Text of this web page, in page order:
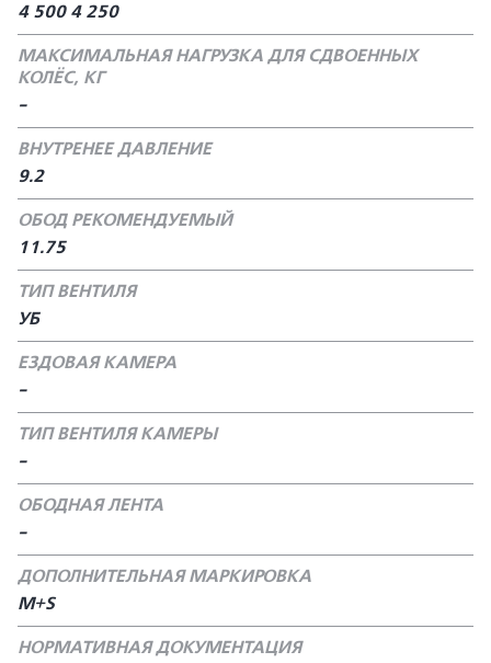
4 500 4 250
МАКСИМАЛЬНАЯ НАГРУЗКА ДЛЯ СДВОЕННЫХ
КОЛЁС, КГ
-
ВНУТРЕНЕЕ ДАВЛЕНИЕ
9.2
ОБОД РЕКОМЕНДУЕМЫЙ
11.75
ТИП ВЕНТИЛЯ
УБ
ЕЗДОВАЯ КАМЕРА
-
ТИП ВЕНТИЛЯ КАМЕРЫ
-
ОБОДНАЯ ЛЕНТА
-
ДОПОЛНИТЕЛЬНАЯ МАРКИРОВКА
M+S
НОРМАТИВНАЯ ДОКУМЕНТАЦИЯ